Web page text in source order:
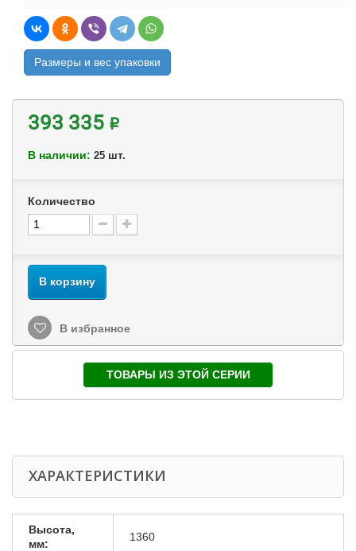
Размеры и вес упаковки
393 335 ₽
В наличии: 25 шт.
Количество
В корзину
В избранное
ТОВАРЫ ИЗ ЭТОЙ СЕРИИ
ХАРАКТЕРИСТИКИ
Высота,
мм:
1360